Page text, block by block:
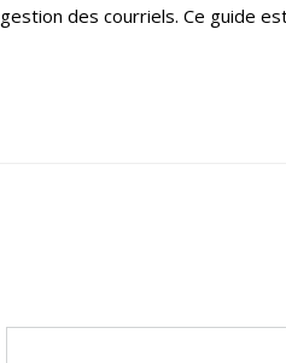
des courriels. Ce guide